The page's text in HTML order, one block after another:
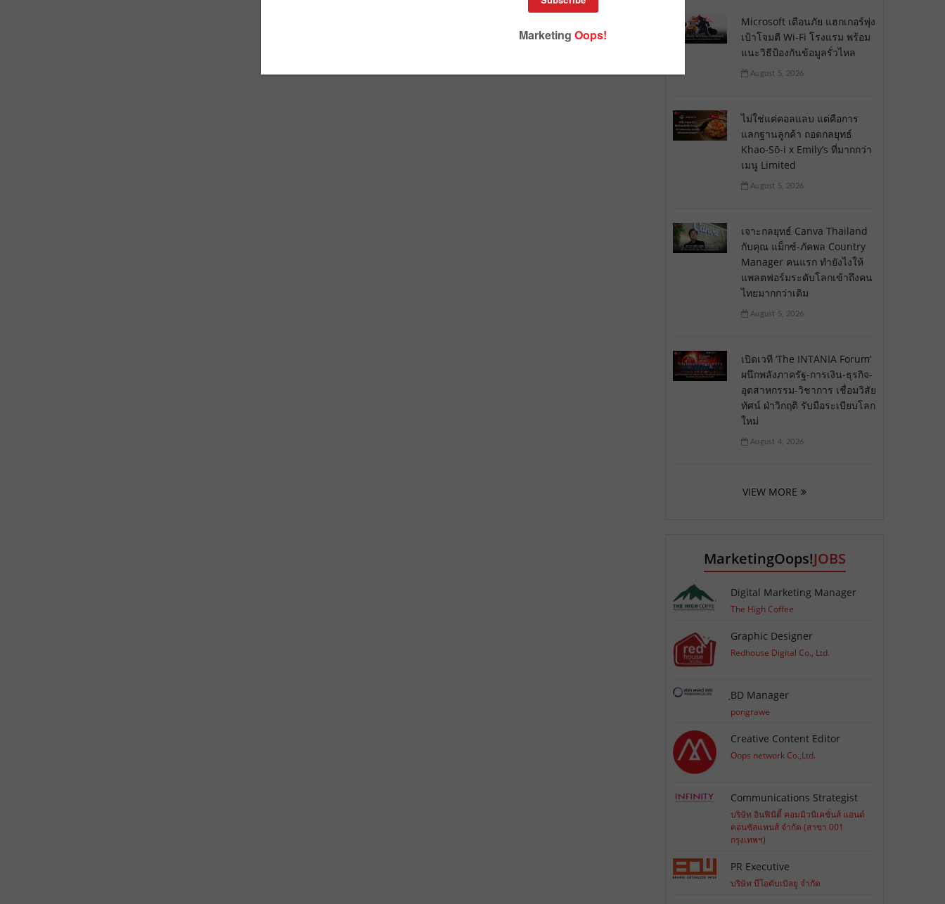
Microsoft เตือนภัย แฮกเกอร์พุ่ง
เป้าโจมตี Wi-Fi โรงแรม พร้อม
แนะวิธีป้องกันข้อมูลรั่วไหล
August 5, 2026
ไม่ใช่แค่คอลแลบ แต่คือการ
แลกฐานลูกค้า ถอดกลยุทธ์
Khao-Sō-i x Emily’s ที่มากกว่า
เมนู Limited
August 5, 2026
เจาะกลยุทธ์ Canva Thailand
กับคุณ แม็กซ์-ภัคพล Country
Manager คนแรก ทำยังไงให้
แพลตฟอร์มระดับโลกเข้าถึงคน
ไทยมากกว่าเดิม
August 5, 2026
เปิดเวที ‘The INTANIA Forum’
ผนึกพลังภาครัฐ-การเงิน-ธุรกิจ-
อุตสาหกรรม-วิชาการ เชื่อมวิสัย
ทัศน์ ฝ่าวิกฤติ รับมือระเบียบโลก
ใหม่
August 4, 2026
VIEW MORE
MarketingOops!JOBS
Digital Marketing Manager
The High Coffee
Graphic Designer
Redhouse Digital Co., Ltd.
ฺBD Manager
pongrawe
Creative Content Editor
Oops network Co.,Ltd.
Communications Strategist
บริษัท อินฟินิตี้ คอมมิวนิเคชั่นส์ แอนด์
คอนซัลแทนส์ จำกัด (สาขา 001
กรุงเทพฯ)
PR Executive
บริษัท บีโอดับเบิลยู จำกัด